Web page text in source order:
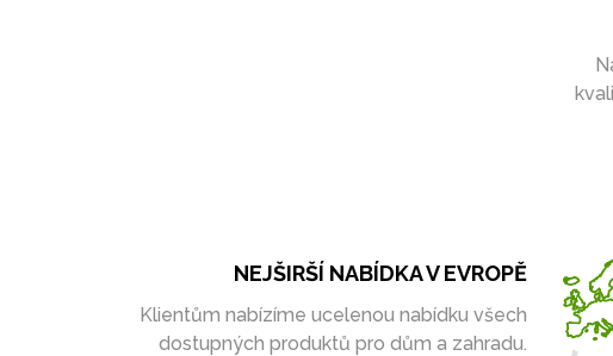
NEJŠIRŠÍ NABÍDKA V EVROPĚ
Klientům nabízíme ucelenou nabídku všech
dostupných produktů pro dům a zahradu.